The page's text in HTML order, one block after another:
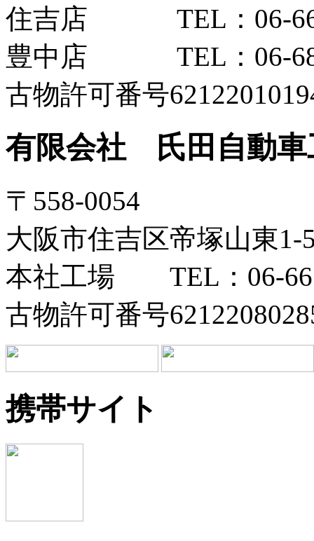
住吉店 TEL：06-
豊中店 TEL：06-
古物許可番号
有限会社 氏田自動車
〒558-0054
大阪市住吉区帝塚山東1-
本社工場 TEL：06-
古物許可番号
携帯サイト